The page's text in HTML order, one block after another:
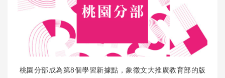
桃園分部成為第8個學習新據點，象徵文大推廣教育部的版